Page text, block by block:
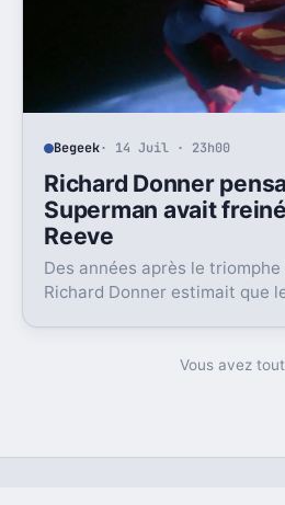
Begeek· 14 Juil · 23h00
Richard Donner
Superman avait
Reeve
Des années après le triomphe
Richard Donner estimait que